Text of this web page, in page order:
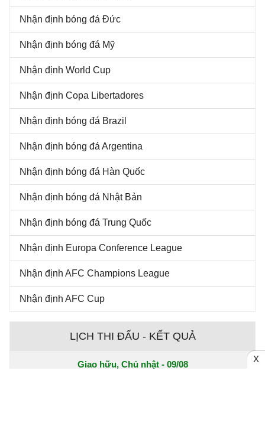
Nhận định bóng đá Đức
Nhận định bóng đá Mỹ
Nhận định World Cup
Nhận định Copa Libertadores
Nhận định bóng đá Brazil
Nhận định bóng đá Argentina
Nhận định bóng đá Hàn Quốc
Nhận định bóng đá Nhật Bản
Nhận định bóng đá Trung Quốc
Nhận định Europa Conference League
Nhận định AFC Champions League
Nhận định AFC Cup
LỊCH THI ĐẤU - KẾT QUẢ
Giao hữu, Chủ nhật - 09/08
X